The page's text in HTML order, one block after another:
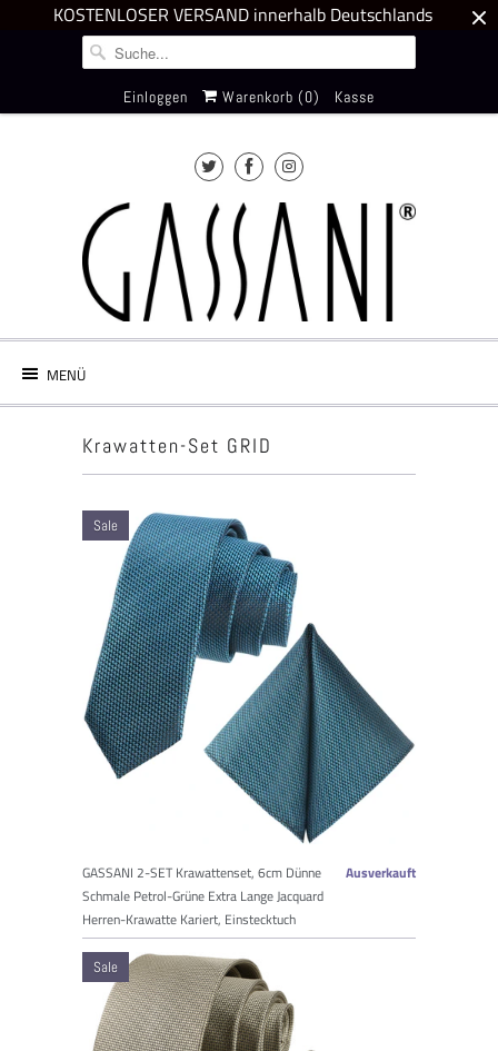
KOSTENLOSER VERSAND innerhalb Deutschlands
Einloggen Warenkorb (0) Kasse
MENÜ
Krawatten-Set GRID
GASSANI 2-SET Krawattenset, 6cm Dünne
Schmale Petrol-Grüne Extra Lange Jacquard
Herren-Krawatte Kariert, Einstecktuch
Ausverkauft
Sale
Sale